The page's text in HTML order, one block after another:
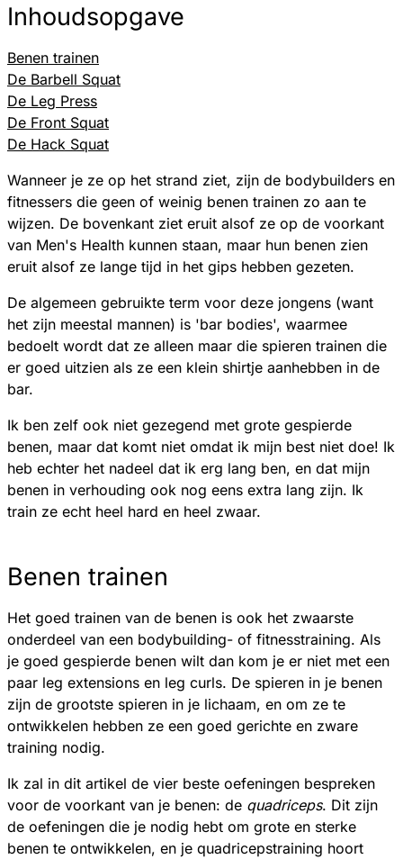
Inhoudsopgave
Benen trainen
De Barbell Squat
De Leg Press
De Front Squat
De Hack Squat
Wanneer je ze op het strand ziet, zijn de bodybuilders en
fitnessers die geen of weinig benen trainen zo aan te
wijzen. De bovenkant ziet eruit alsof ze op de voorkant
van Men's Health kunnen staan, maar hun benen zien
eruit alsof ze lange tijd in het gips hebben gezeten.
De algemeen gebruikte term voor deze jongens (want
het zijn meestal mannen) is 'bar bodies', waarmee
bedoelt wordt dat ze alleen maar die spieren trainen die
er goed uitzien als ze een klein shirtje aanhebben in de
bar.
Ik ben zelf ook niet gezegend met grote gespierde
benen, maar dat komt niet omdat ik mijn best niet doe! Ik
heb echter het nadeel dat ik erg lang ben, en dat mijn
benen in verhouding ook nog eens extra lang zijn. Ik
train ze echt heel hard en heel zwaar.
Benen trainen
Het goed trainen van de benen is ook het zwaarste
onderdeel van een bodybuilding- of fitnesstraining. Als
je goed gespierde benen wilt dan kom je er niet met een
paar leg extensions en leg curls. De spieren in je benen
zijn de grootste spieren in je lichaam, en om ze te
ontwikkelen hebben ze een goed gerichte en zware
training nodig.
Ik zal in dit artikel de vier beste oefeningen bespreken
voor de voorkant van je benen: de quadriceps. Dit zijn
de oefeningen die je nodig hebt om grote en sterke
benen te ontwikkelen, en je quadricepstraining hoort